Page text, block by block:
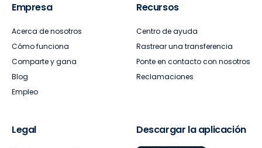
Empresa
Acerca de nosotros
Cómo funciona
Comparte y gana
Blog
Empleo
Recursos
Centro de ayuda
Rastrear una transferencia
Ponte en contacto con nosotros
Reclamaciones
Legal Descargar la aplicación